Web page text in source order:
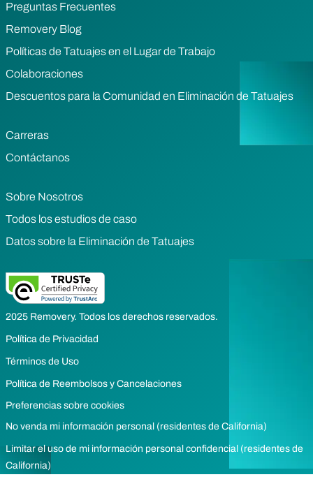
Preguntas Frecuentes
Removery Blog
Políticas de Tatuajes en el Lugar de Trabajo
Colaboraciones
Descuentos para la Comunidad en Eliminación de Tatuajes
Carreras
Contáctanos
Sobre Nosotros
Todos los estudios de caso
Datos sobre la Eliminación de Tatuajes
2025 Removery. Todos los derechos reservados.
Política de Privacidad
Términos de Uso
Política de Reembolsos y Cancelaciones
Preferencias sobre cookies
No venda mi información personal (residentes de California)
Limitar el uso de mi información personal confidencial (residentes de
California)